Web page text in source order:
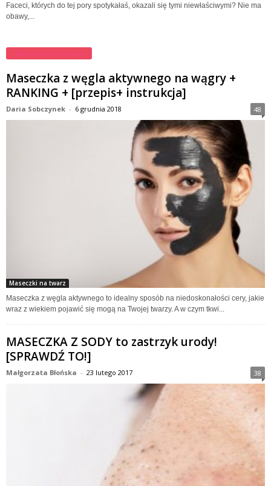
Faceci, których do tej pory spotykałaś, okazali się tymi niewłaściwymi? Nie ma
obawy,...
Maseczki na twarz
Maseczka z węgla aktywnego na wągry +
RANKING + [przepis+ instrukcja]
Daria Sobczynek - 6 grudnia 2018 48
Maseczki na twarz
Maseczka z węgla aktywnego to idealny sposób na niedoskonałości cery, jakie
wraz z wiekiem pojawić się mogą na Twojej twarzy. A w czym tkwi...
MASECZKA Z SODY to zastrzyk urody!
[SPRAWDŹ TO!]
Małgorzata Błońska - 23 lutego 2017 38